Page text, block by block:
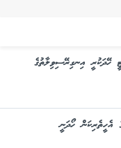
ހޭދަކުރީ އިނގިރޭސިވިލާތުގެ
އެހީތެރިކަން ހޯދަނީ